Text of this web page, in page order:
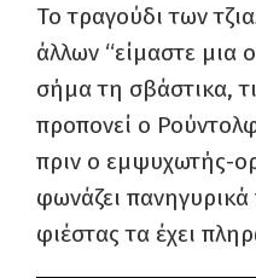
Το τραγούδι των
άλλων “είμαστε μια
σήμα τη σβάστικα,
προπονεί ο
πριν ο εμψυχωτής-
φωνάζει
φιέστας τα έχει